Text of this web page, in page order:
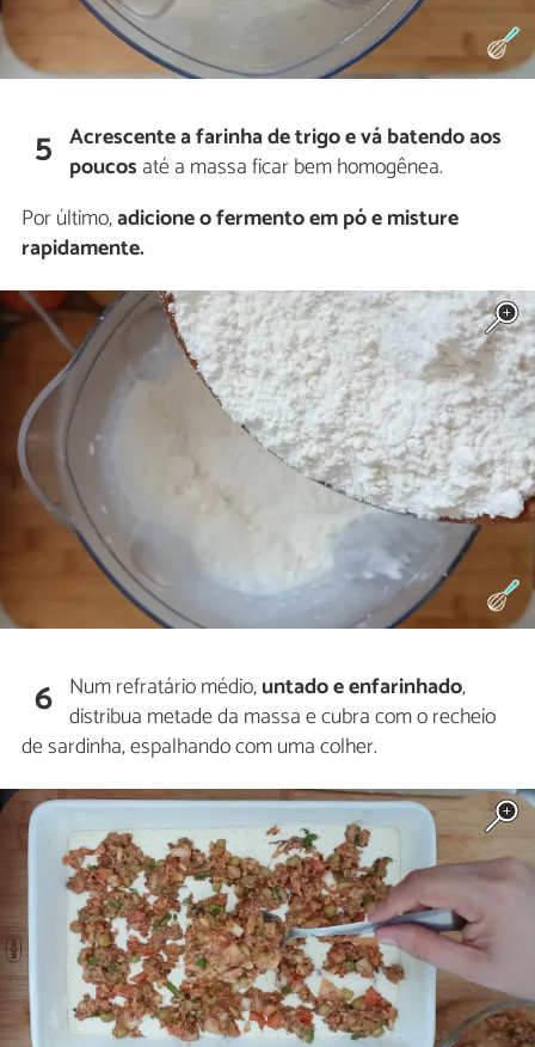
5 Acrescente a farinha de trigo e vá batendo aos
poucos até a massa ficar bem homogênea.
Por último,adicione o fermento em pó e misture
rapidamente.
6 Num refratário médio,untado e enfarinhado,
distribua metade da massa e cubra com o recheio
de sardinha, espalhando com uma colher.